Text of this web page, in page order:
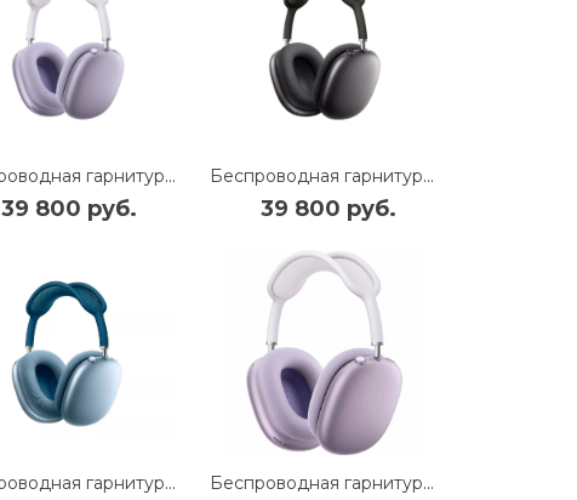
Беспроводная гарнитура Apple AirPods Max USB-C (Purple) (MWW83)
39 800 руб.
Беспроводная гарнитура Apple AirPods Max USB-C (Midnight) (MWW43)
39 800 руб.
Беспроводная гарнитура Apple AirPods Max USB-C (Blue) (MWW63) Беспроводная гарнитура Apple AirPods Max 2 (Purple) (MHWP4)